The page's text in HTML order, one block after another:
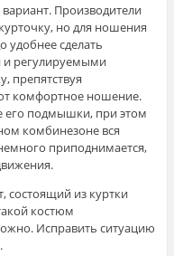
Производители
но для ношения
удобнее сделать
и регулируемыми
препятствуя
комфортное ношение.
его подмышки, при этом
комбинезоне вся
приподнимается,
состоящий из куртки
костюм
Исправить ситуацию